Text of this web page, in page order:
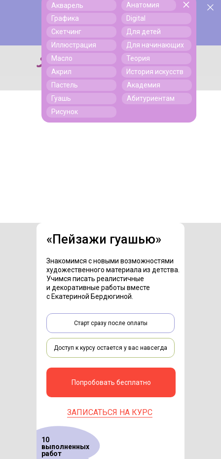
Поиск
Поиск
Акварель
Графика
Скетчинг
Иллюстрация
Масло
Акрил
Пастель
Гуашь
Рисунок
Анатомия
Digital
Для детей
Для начинающих
Теория
История искусств
Академия
Абитуриентам
« Пейзажи гуашью»
Знакомимся с новыми возможностями
художественного материала из детства.
Учимся писать реалистичные
и декоративные работы вместе
с Екатериной Бердюгиной.
Попробовать бесплатно
ЗАПИСАТЬСЯ НА КУРС
Доступ к курсу остается у вас навсегда
Старт сразу после оплаты
10
выполненных
работ